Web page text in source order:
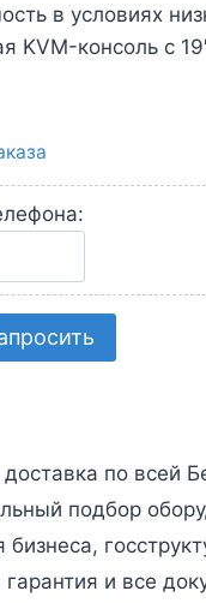
в условиях
KVM-консоль с
по всей
подбор
и все